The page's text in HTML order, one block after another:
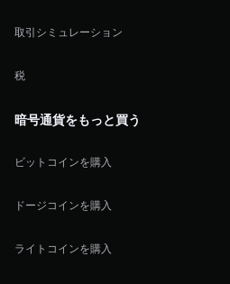
取引シミュレーション
税
暗号通貨をもっと買う
ビットコインを購入
ドージコインを購入
ライトコインを購入